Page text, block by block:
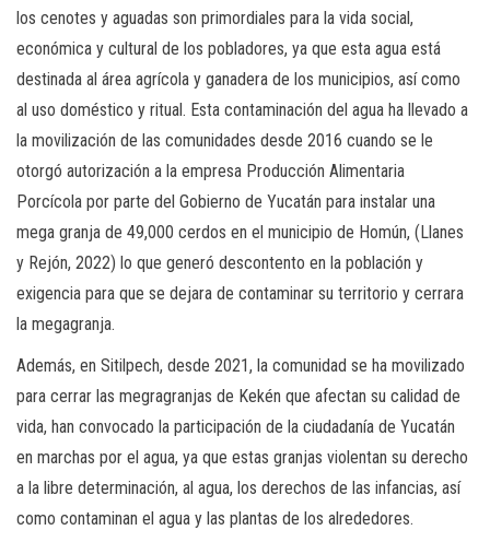
los cenotes y aguadas son primordiales para la vida social,
económica y cultural de los pobladores, ya que esta agua está
destinada al área agrícola y ganadera de los municipios, así como
al uso doméstico y ritual. Esta contaminación del agua ha llevado a
la movilización de las comunidades desde 2016 cuando se le
otorgó autorización a la empresa Producción Alimentaria
Porcícola por parte del Gobierno de Yucatán para instalar una
mega granja de 49,000 cerdos en el municipio de Homún, (Llanes
y Rejón, 2022) lo que generó descontento en la población y
exigencia para que se dejara de contaminar su territorio y cerrara
la megagranja.
Además, en Sitilpech, desde 2021, la comunidad se ha movilizado
para cerrar las megragranjas de Kekén que afectan su calidad de
vida, han convocado la participación de la ciudadanía de Yucatán
en marchas por el agua, ya que estas granjas violentan su derecho
a la libre determinación, al agua, los derechos de las infancias, así
como contaminan el agua y las plantas de los alrededores.